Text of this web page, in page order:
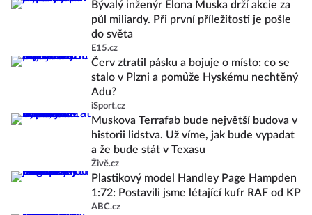
Bývalý inženýr Elona Muska drží akcie za
půl miliardy. Při první příležitosti je pošle
do světa
E15.cz
Červ ztratil pásku a bojuje o místo: co se
stalo v Plzni a pomůže Hyskému nechtěný
Adu?
iSport.cz
Muskova Terrafab bude největší budova v
historii lidstva. Už víme, jak bude vypadat
a že bude stát v Texasu
Živě.cz
Plastikový model Handley Page Hampden
1:72: Postavili jsme létající kufr RAF od KP
ABC.cz